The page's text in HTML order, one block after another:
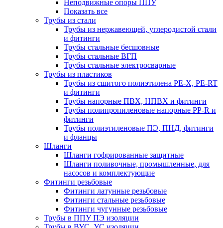
Неподвижные опоры ППУ
Показать все
Трубы из стали
Трубы из нержавеющей, углеродистой стали
и фитинги
Трубы стальные бесшовные
Трубы стальные ВГП
Трубы стальные электросварные
Трубы из пластиков
Трубы из сшитого полиэтилена PE-X, PE-RT
и фитинги
Трубы напорные ПВХ, НПВХ и фитинги
Трубы полипропиленовые напорные PP-R и
фитинги
Трубы полиэтиленовые ПЭ, ПНД, фитинги
и фланцы
Шланги
Шланги гофрированные защитные
Шланги поливочные, промышленные, для
насосов и комплектующие
Фитинги резьбовые
Фитинги латунные резьбовые
Фитинги стальные резьбовые
Фитинги чугунные резьбовые
Трубы в ППУ ПЭ изоляции